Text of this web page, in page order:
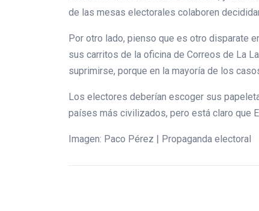
de las mesas electorales colaboren
Por otro lado, pienso que es otro disparate
sus carritos de la oficina de Correos de La
suprimirse, porque en la mayoría de los
Los electores deberían escoger sus
países más civilizados, pero está claro que
Imagen: Paco Pérez | Propaganda electoral